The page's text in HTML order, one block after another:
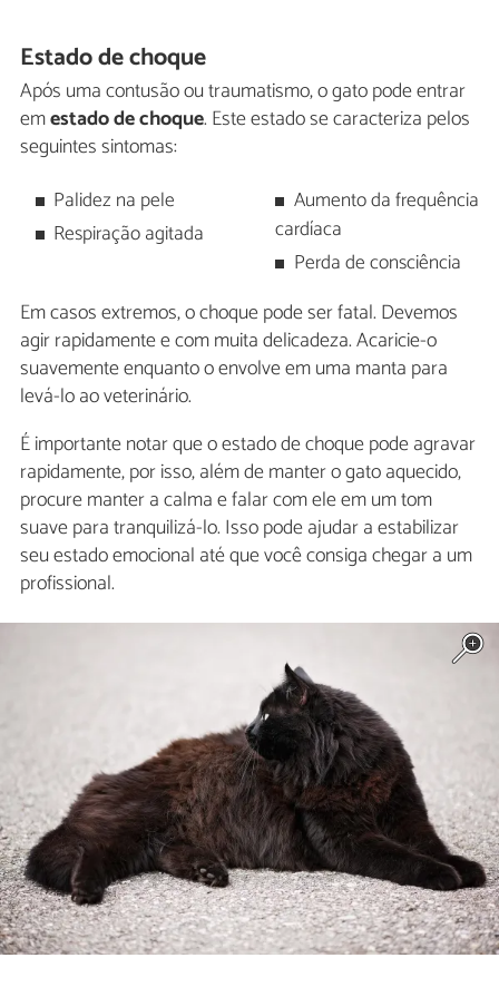
Estado de choque
Após uma contusão ou traumatismo, o gato pode entrar
emestado de choque. Este estado se caracteriza pelos
seguintes sintomas:
Palidez na pele
Respiração agitada
Aumento da frequência
cardíaca
Perda de consciência
Em casos extremos, o choque pode ser fatal. Devemos
agir rapidamente e com muita delicadeza. Acaricie-o
suavemente enquanto o envolve em uma manta para
levá-lo ao veterinário.
É importante notar que o estado de choque pode agravar
rapidamente, por isso, além de manter o gato aquecido,
procure manter a calma e falar com ele em um tom
suave para tranquilizá-lo. Isso pode ajudar a estabilizar
seu estado emocional até que você consiga chegar a um
profissional.